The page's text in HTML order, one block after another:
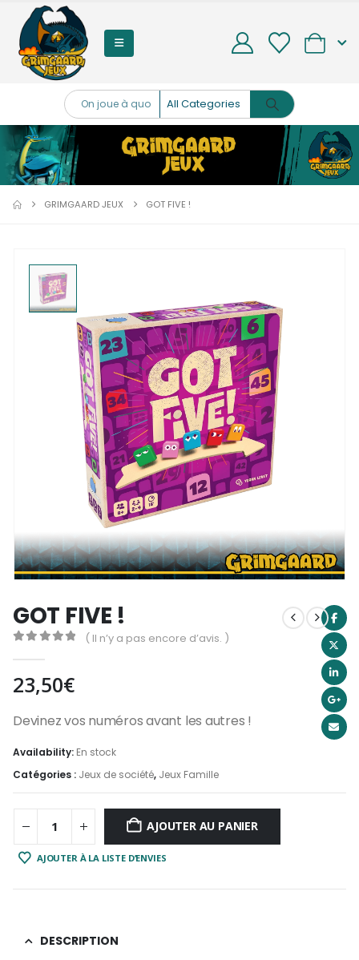
GRIMGAARD JEUX GOT FIVE !
GOT FIVE !
( Il n’y a pas encore d’avis. )
23,50€
Devinez vos numéros avant les autres !
Availability: En stock
Catégories : Jeux de société, Jeux Famille
AJOUTER AU PANIER
AJOUTER À LA LISTE D’ENVIES
DESCRIPTION